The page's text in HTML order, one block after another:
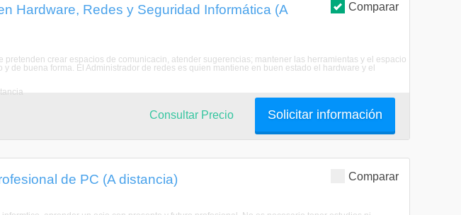
Comparar
Hardware, Redes y Seguridad Informática (A
pretenden crear espacios de comunicacin, atender sugerencias; mantener las herramientas y el espacio
de buena forma. El Administrador de redes es quien mantiene en buen estado el hardware y el
Solicitar información
Consultar Precio
Comparar
de PC (A distancia)